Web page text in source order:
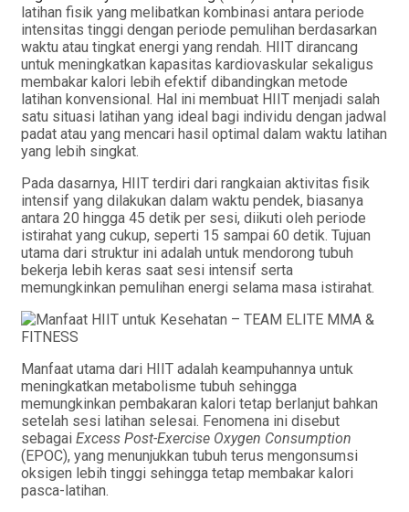
latihan fisik yang melibatkan kombinasi antara periode
intensitas tinggi dengan periode pemulihan berdasarkan
waktu atau tingkat energi yang rendah. HIIT dirancang
untuk meningkatkan kapasitas kardiovaskular sekaligus
membakar kalori lebih efektif dibandingkan metode
latihan konvensional. Hal ini membuat HIIT menjadi salah
satu situasi latihan yang ideal bagi individu dengan jadwal
padat atau yang mencari hasil optimal dalam waktu latihan
yang lebih singkat.
Pada dasarnya, HIIT terdiri dari rangkaian aktivitas fisik
intensif yang dilakukan dalam waktu pendek, biasanya
antara 20 hingga 45 detik per sesi, diikuti oleh periode
istirahat yang cukup, seperti 15 sampai 60 detik. Tujuan
utama dari struktur ini adalah untuk mendorong tubuh
bekerja lebih keras saat sesi intensif serta
memungkinkan pemulihan energi selama masa istirahat.
Manfaat utama dari HIIT adalah keampuhannya untuk
meningkatkan metabolisme tubuh sehingga
memungkinkan pembakaran kalori tetap berlanjut bahkan
setelah sesi latihan selesai. Fenomena ini disebut
sebagai Excess Post-Exercise Oxygen Consumption
(EPOC), yang menunjukkan tubuh terus mengonsumsi
oksigen lebih tinggi sehingga tetap membakar kalori
pasca-latihan.